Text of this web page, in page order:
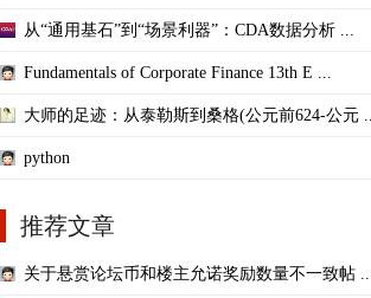
从“通用基石”到“场景利器”：CDA数据分析 ...
Fundamentals of Corporate Finance 13th E ...
大师的足迹：从泰勒斯到桑格(公元前624-公元 ...
python
推荐文章
关于悬赏论坛币和楼主允诺奖励数量不一致帖 ...